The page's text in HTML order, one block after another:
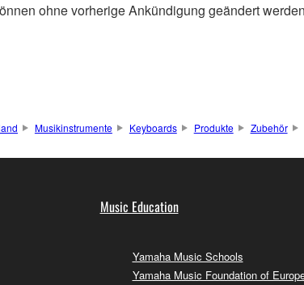
ohne vorherige Ankündigung geändert
Musikinstrumente Keyboards Produkte Zubehör
Music Education
Yamaha Music Schools
Yamaha Music Foundation of